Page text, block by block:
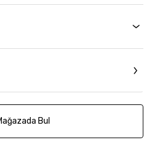
Bul